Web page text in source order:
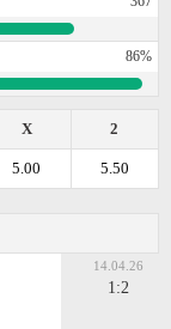
86%
2
X
5.50
5.00
14.04.26
1:2